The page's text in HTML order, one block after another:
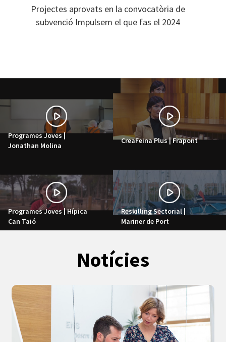
Projectes aprovats en la convocatòria de
subvenció Impulsem el que fas el 2024
Programes Joves |
Jonathan Molina
CreaFeina Plus | Frapont
Programes Joves | Hípica
Can Taió
Reskilling Sectorial |
Mariner de Port
Notícies